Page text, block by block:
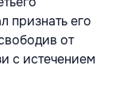
признать его
от
с истечением